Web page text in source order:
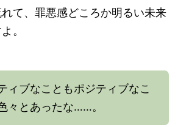
て、罪悪感どころか明るい未来
。
ィブなこともポジティブなこ
々とあったな……。